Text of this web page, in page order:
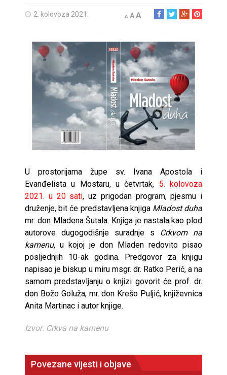
2. kolovoza 2021. A AA
U prostorijama župe sv. Ivana Apostola i
Evanđelista u Mostaru, u četvrtak, 5. kolovoza
2021. u 20 sati, uz prigodan program, pjesmu i
druženje, bit će predstavljena knjiga Mladost duha
mr. don Mladena Šutala. Knjiga je nastala kao plod
autorove dugogodišnje suradnje s
Crkvom na
kamenu, u kojoj je don Mladen redovito pisao
posljednjih 10-ak godina. Predgovor za knjigu
napisao je biskup u miru msgr. dr. Ratko Perić, a na
samom predstavljanju o knjizi govorit će prof. dr.
don Božo Goluža, mr. don Krešo Puljić, književnica
Anita Martinac i autor knjige.
Izvor: Crkva na kamenu
Povezane vijesti i objave